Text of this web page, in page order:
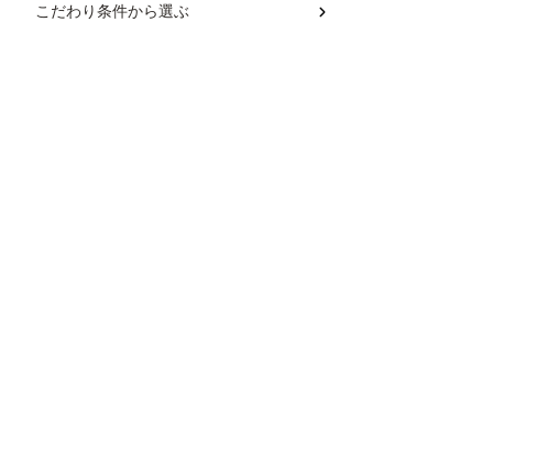
こだわり条件から選ぶ